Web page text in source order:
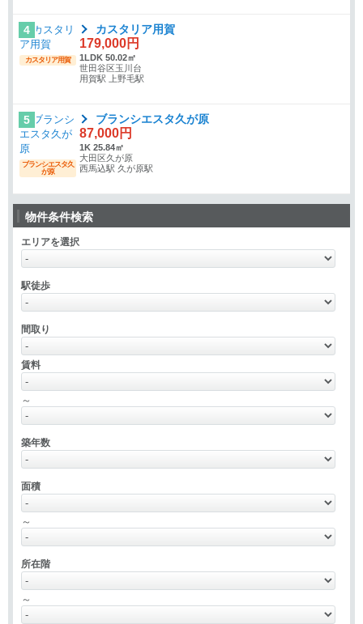
4
カスタリア用賀
カスタリア用賀
179,000円
1LDK 50.02㎡
世田谷区玉川台
用賀駅 上野毛駅
5
ブランシエスタ久
が原
ブランシエスタ久が原
87,000円
1K 25.84㎡
大田区久が原
西馬込駅 久が原駅
物件条件検索
エリアを選択
駅徒歩
間取り
賃料
～
築年数
面積
～
所在階
～